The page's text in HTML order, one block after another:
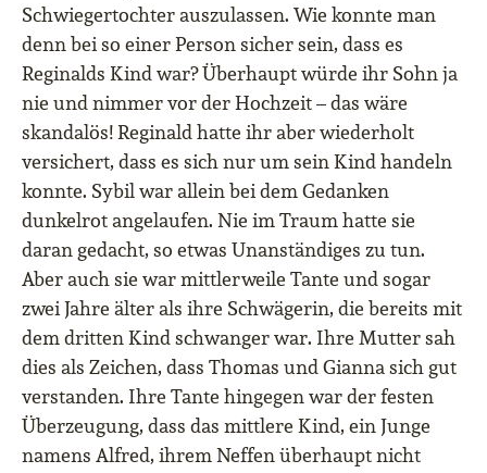
Schwiegertochter auszulassen. Wie konnte man
denn bei so einer Person sicher sein, dass es
Reginalds Kind war? Überhaupt würde ihr Sohn ja
nie und nimmer vor der Hochzeit – das wäre
skandalös! Reginald hatte ihr aber wiederholt
versichert, dass es sich nur um sein Kind handeln
konnte. Sybil war allein bei dem Gedanken
dunkelrot angelaufen. Nie im Traum hatte sie
daran gedacht, so etwas Unanständiges zu tun.
Aber auch sie war mittlerweile Tante und sogar
zwei Jahre älter als ihre Schwägerin, die bereits mit
dem dritten Kind schwanger war. Ihre Mutter sah
dies als Zeichen, dass Thomas und Gianna sich gut
verstanden. Ihre Tante hingegen war der festen
Überzeugung, dass das mittlere Kind, ein Junge
namens Alfred, ihrem Neffen überhaupt nicht